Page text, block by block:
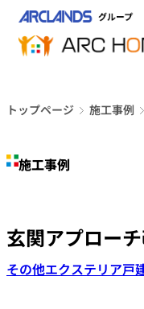
ッ
アークホームについて
施工事例
店舗案内
会社情報
営業時間は
平日9時から18
電話をか
トップページ 施工事例
施工事例
玄関アプロー
その他エクステリア戸